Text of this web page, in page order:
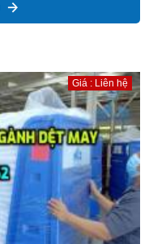
Giá : Liên hệ